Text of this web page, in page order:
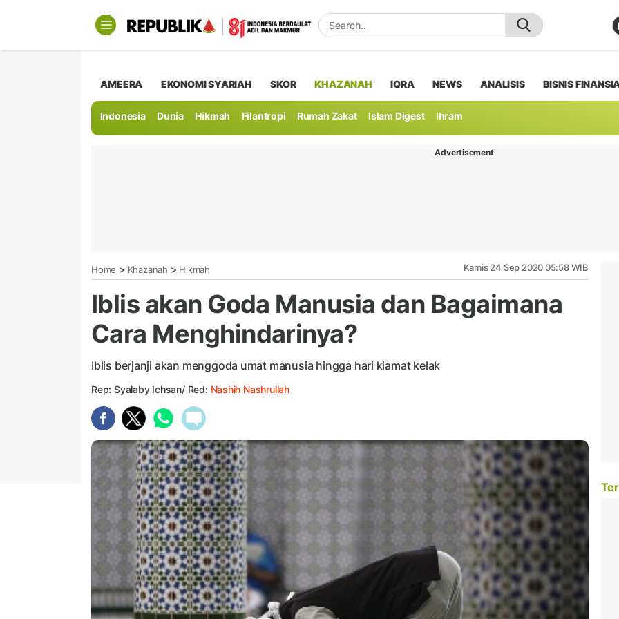
AMEERA EKONOMI SYARIAH SKOR KHAZANAH IQRA NEWS ANALISIS BISNIS
Indonesia Dunia Hikmah Filantropi Rumah Zakat Islam Digest Ihram
Advertisement
Home > Khazanah > Hikmah Kamis 24 Sep 2020 05:58 WIB
Iblis akan Goda Manusia dan Bagaimana
Cara Menghindarinya?
Iblis berjanji akan menggoda umat manusia hingga hari kiamat kelak
Rep: Syalaby Ichsan/ Red: Nashih Nashrullah